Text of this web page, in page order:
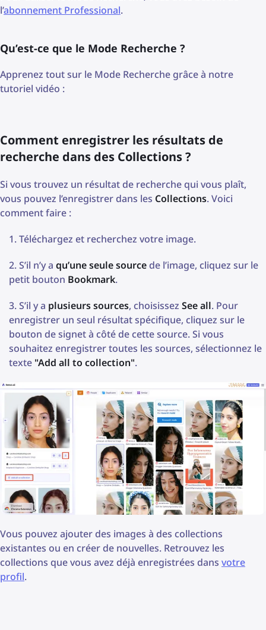
l’abonnement Professional.
Qu’est-ce que le Mode Recherche ?
Apprenez tout sur le Mode Recherche grâce à notre
tutoriel vidéo :
Comment enregistrer les résultats de
recherche dans des Collections ?
Si vous trouvez un résultat de recherche qui vous plaît,
vous pouvez l’enregistrer dans les Collections. Voici
comment faire :
Téléchargez et recherchez votre image.
S’il n’y a qu’une seule sourcede l’image, cliquez sur le
petit bouton Bookmark.
S’il y a plusieurs sources, choisissez See all. Pour
enregistrer un seul résultat spécifique, cliquez sur le
bouton de signet à côté de cette source. Si vous
souhaitez enregistrer toutes les sources, sélectionnez le
texte "Add all to collection".
Vous pouvez ajouter des images à des collections
existantes ou en créer de nouvelles. Retrouvez les
collections que vous avez déjà enregistrées dans votre
profil.